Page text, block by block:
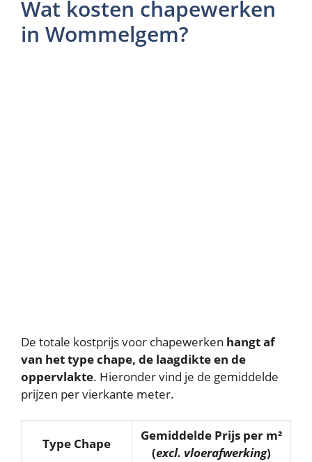
Wat kosten chapewerken
in Wommelgem?
De totale kostprijs voor chapewerken hangt af
van het type chape, de laagdikte en de
oppervlakte. Hieronder vind je de gemiddelde
prijzen per vierkante meter.
Type Chape
Gemiddelde Prijs per m²
(excl. vloerafwerking)